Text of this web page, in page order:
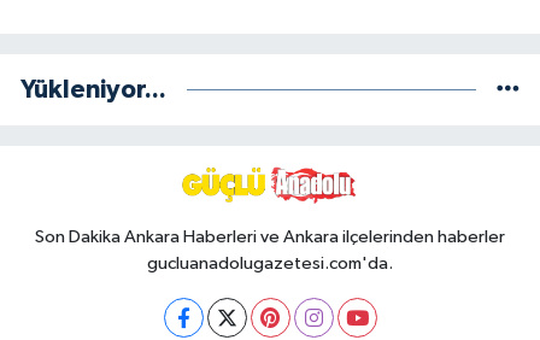
Yükleniyor...
Son Dakika Ankara Haberleri ve Ankara ilçelerinden haberler
gucluanadolugazetesi.com'da.